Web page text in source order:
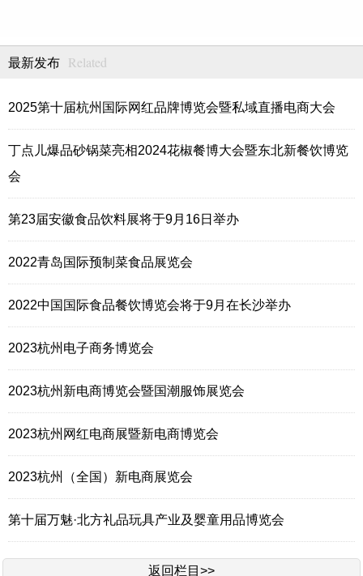
最新发布 Related
2025第十届杭州国际网红品牌博览会暨私域直播电商大会
丁点儿爆品砂锅菜亮相2024花椒餐博大会暨东北新餐饮博览
会
第23届安徽食品饮料展将于9月16日举办
2022青岛国际预制菜食品展览会
2022中国国际食品餐饮博览会将于9月在长沙举办
2023杭州电子商务博览会
2023杭州新电商博览会暨国潮服饰展览会
2023杭州网红电商展暨新电商博览会
2023杭州（全国）新电商展览会
第十届万魅·北方礼品玩具产业及婴童用品博览会
返回栏目>>